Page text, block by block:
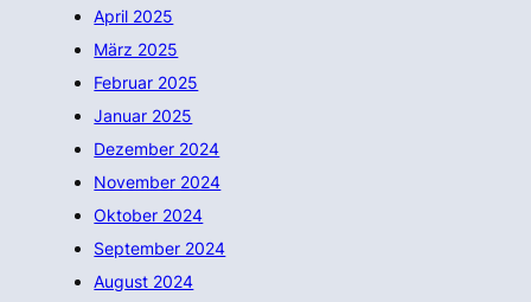
April 2025
März 2025
Februar 2025
Januar 2025
Dezember 2024
November 2024
Oktober 2024
September 2024
August 2024